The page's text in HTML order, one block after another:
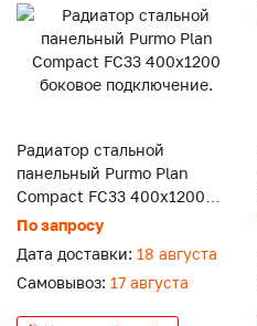
Радиатор стальной
панельный Purmo Plan
Compact FC33 400x1200
боковое подключение.
По запросу
Дата доставки: 18 августа
Самовывоз: 17 августа